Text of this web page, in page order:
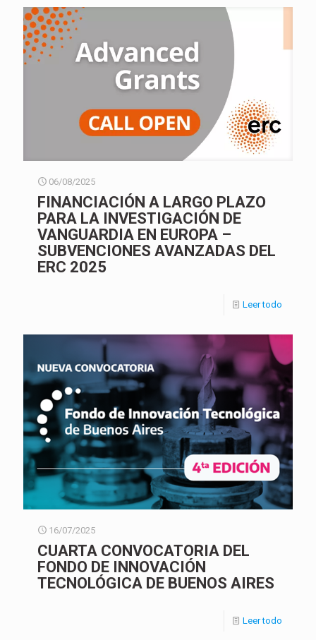
06/08/2025
FINANCIACIÓN A LARGO PLAZO
PARA LA INVESTIGACIÓN DE
VANGUARDIA EN EUROPA –
SUBVENCIONES AVANZADAS DEL
ERC 2025
Leer todo
16/07/2025
CUARTA CONVOCATORIA DEL
FONDO DE INNOVACIÓN
TECNOLÓGICA DE BUENOS AIRES
Leer todo